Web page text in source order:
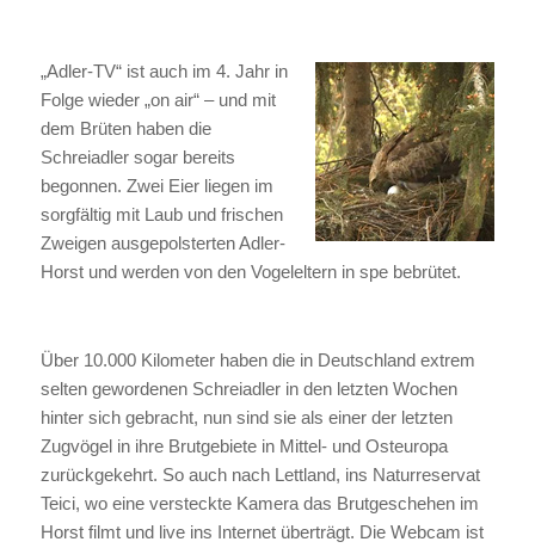
„Adler-TV“ ist auch im 4. Jahr in
Folge wieder „on air“ – und mit
dem Brüten haben die
Schreiadler sogar bereits
begonnen. Zwei Eier liegen im
sorgfältig mit Laub und frischen
Zweigen ausgepolsterten Adler-
Horst und werden von den Vogeleltern in spe bebrütet.
Über 10.000 Kilometer haben die in Deutschland extrem
selten gewordenen Schreiadler in den letzten Wochen
hinter sich gebracht, nun sind sie als einer der letzten
Zugvögel in ihre Brutgebiete in Mittel- und Osteuropa
zurückgekehrt. So auch nach Lettland, ins Naturreservat
Teici, wo eine versteckte Kamera das Brutgeschehen im
Horst filmt und live ins Internet überträgt. Die Webcam ist